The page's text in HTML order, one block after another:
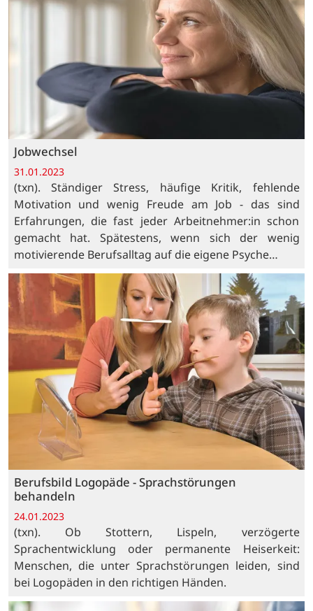
Jobwechsel
31.01.2023
(txn). Ständiger Stress, häufige Kritik, fehlende
Motivation und wenig Freude am Job - das sind
Erfahrungen, die fast jeder Arbeitnehmer:in schon
gemacht hat. Spätestens, wenn sich der wenig
motivierende Berufsalltag auf die eigene Psyche…
Berufsbild Logopäde - Sprachstörungen
behandeln
24.01.2023
(txn). Ob Stottern, Lispeln, verzögerte
Sprachentwicklung oder permanente Heiserkeit:
Menschen, die unter Sprachstörungen leiden, sind
bei Logopäden in den richtigen Händen.